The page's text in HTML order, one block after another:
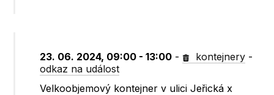
23. 06. 2024, 09:00 - 13:00 - kontejnery -
odkaz na událost
Velkoobjemový kontejner v ulici Jeřická x